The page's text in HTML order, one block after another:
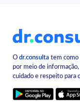
Odr.consulta tem como
por meio de
cuidado e respeito para